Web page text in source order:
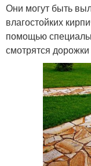
Они могут быть
влагостойких
помощью
смотрятся